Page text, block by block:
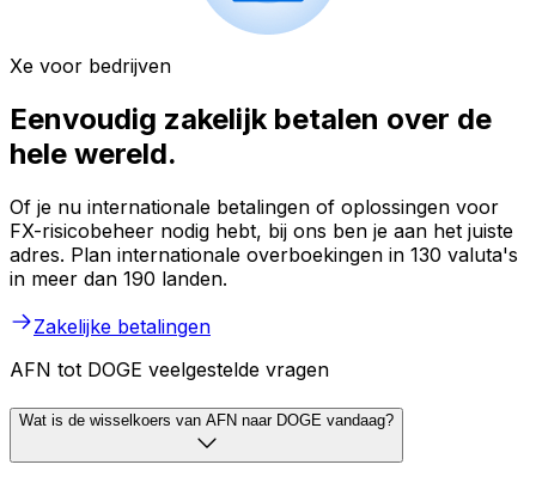
Xe voor bedrijven
Eenvoudig zakelijk betalen over de
hele wereld.
Of je nu internationale betalingen of oplossingen voor
FX-risicobeheer nodig hebt, bij ons ben je aan het juiste
adres. Plan internationale overboekingen in 130 valuta's
in meer dan 190 landen.
Zakelijke betalingen
AFN tot DOGE veelgestelde vragen
Wat is de wisselkoers van AFN naar DOGE vandaag?